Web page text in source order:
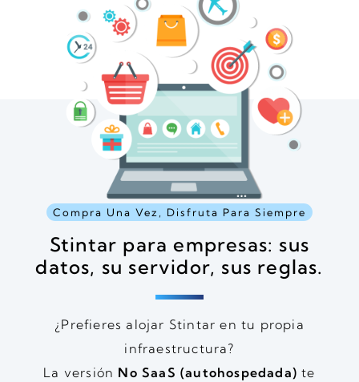
Compra Una Vez, Disfruta Para Siempre
Stintar para empresas: sus
datos, su servidor, sus reglas.
¿Prefieres alojar Stintar en tu propia
infraestructura?
La versión No SaaS (autohospedada) te